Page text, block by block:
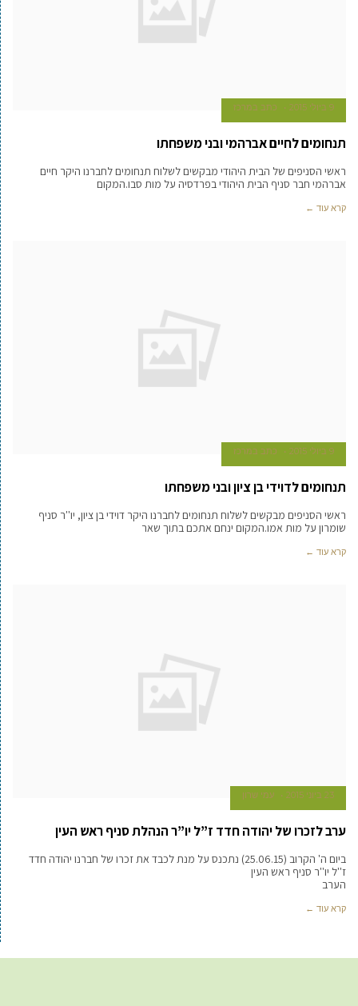
9 ביולי 2015 כתב במרכז
תנחומים לחיים אברהמי ובני משפחתו
ראשי הסניפים של הבית היהודי מבקשים לשלוח תנחומים לחברנו היקר חיים
אברהמי חבר סניף הבית היהודי בפרדסיה על מות סבו.המקום
קרא עוד ←
9 ביולי 2015 כתב במרכז
תנחומים לדוידי בן ציון ובני משפחתו
ראשי הסניפים מבקשים לשלוח תנחומים לחברנו היקר דוידי בן ציון, יו''ר סניף
שומרון על מות אמו.המקום ינחם אתכם בתוך שאר
קרא עוד ←
23 ביוני 2015 עמי שרון
ערב לזכרו של יהודה חדד ז”ל יו”ר הנהלת סניף ראש העין
ביום ה' הקרוב (25.06.15) נתכנס על מנת לכבד את זכרו של חברנו יהודה חדד
ז''ל יו''ר סניף ראש העין
הערב
קרא עוד ←